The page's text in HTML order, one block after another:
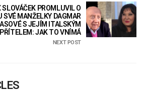
SLOVÁČEK PROMLUVIL O
SVÉ MANŽELKY DAGMAR
S JEJÍM ITALSKÝM
PŘÍTELEM: JAK TO VNÍMÁ
NEXT POST